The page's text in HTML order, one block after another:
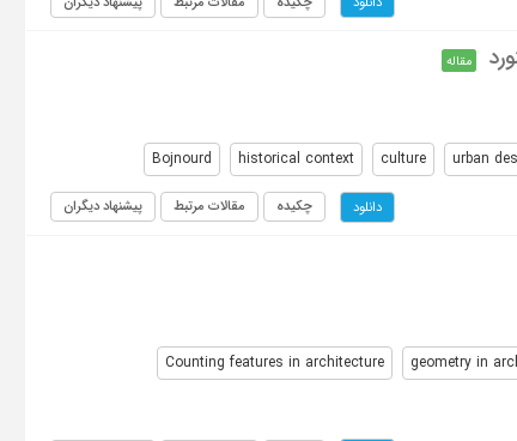
مقاله
urban
culture
historical context
Bojnourd
دانلود چکیده مقالات مرتبط پیشنهاد دیگران
geometry in
Counting features in architecture